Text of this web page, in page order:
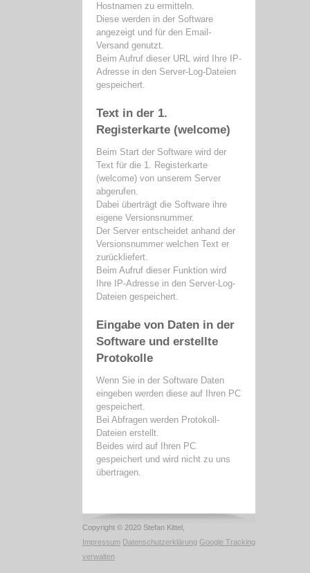
Hostnamen zu ermitteln.
Diese werden in der Software
angezeigt und für den Email-
Versand genutzt.
Beim Aufruf dieser URL wird Ihre IP-
Adresse in den Server-Log-Dateien
gespeichert.
Text in der 1.
Registerkarte (welcome)
Beim Start der Software wird der
Text für die 1. Registerkarte
(welcome) von unserem Server
abgerufen.
Dabei überträgt die Software ihre
eigene Versionsnummer.
Der Server entscheidet anhand der
Versionsnummer welchen Text er
zurückliefert.
Beim Aufruf dieser Funktion wird
Ihre IP-Adresse in den Server-Log-
Dateien gespeichert.
Eingabe von Daten in der
Software und erstellte
Protokolle
Wenn Sie in der Software Daten
eingeben werden diese auf Ihren PC
gespeichert.
Bei Abfragen werden Protokoll-
Dateien erstellt.
Beides wird auf Ihren PC
gespeichert und wird nicht zu uns
übertragen.
Copyright © 2020 Stefan Kittel,
Impressum Datenschutzerklärung Google Tracking
verwalten